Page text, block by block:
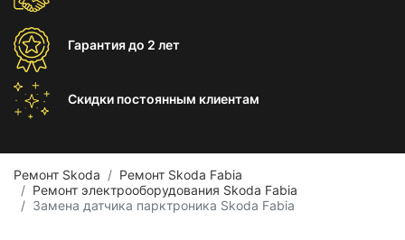
Гарантиядо 2 лет
Скидки постоянным клиентам
Ремонт Skoda
Ремонт Skoda Fabia
Ремонт электрооборудования Skoda Fabia
Замена датчика парктроника Skoda Fabia